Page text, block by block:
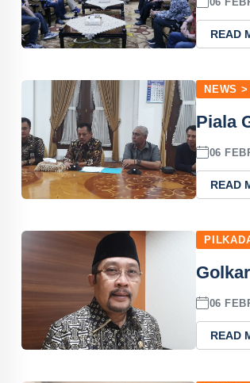
READ
NEWS
Piala
06
READ
06
READ